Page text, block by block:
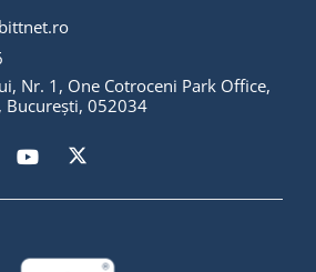
Nr. 1, One Cotroceni Park Office,
București, 052034